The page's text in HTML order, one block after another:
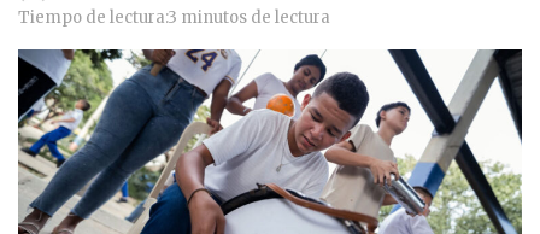
Tiempo de lectura:3 minutos de lectura